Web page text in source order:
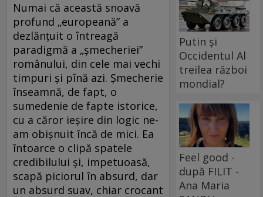
Numai că această snoavă
profund „europeană” a
dezlănţuit o întreagă
paradigmă a „şmecheriei”
românului, din cele mai vechi
timpuri şi pînă azi. Şmecherie
înseamnă, de fapt, o
sumedenie de fapte istorice,
cu a căror ieşire din logic ne-
am obişnuit încă de mici. Ea
întoarce o clipă spatele
credibilului şi, impetuoasă,
scapă piciorul în absurd, dar
un absurd suav, chiar crocant
Putin și
Occidentul Al
treilea război
mondial?
Feel good -
după FILIT -
Ana Maria